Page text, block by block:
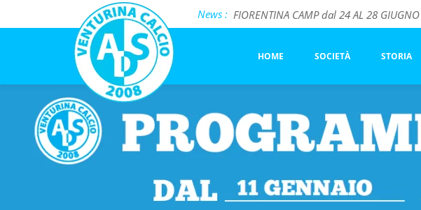
News :
Incontro formativo ACF FIORENTINA
HOME SOCIETÀ STORIA
GARE BIS